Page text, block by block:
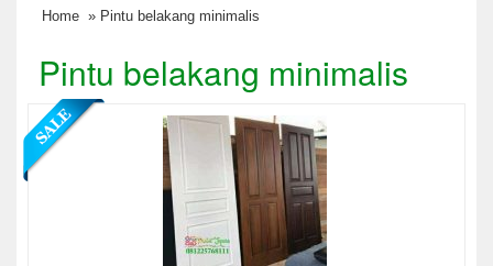
Home » Pintu belakang minimalis
Pintu belakang minimalis